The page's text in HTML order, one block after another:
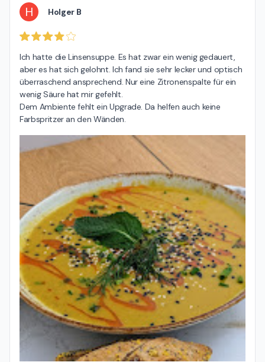
H Holger B
Ich hatte die Linsensuppe. Es hat zwar ein wenig gedauert,
aber es hat sich gelohnt. Ich fand sie sehr lecker und optisch
überraschend ansprechend. Nur eine Zitronenspalte für ein
wenig Säure hat mir gefehlt.
Dem Ambiente fehlt ein Upgrade. Da helfen auch keine
Farbspritzer an den Wänden.